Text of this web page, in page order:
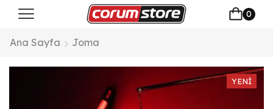
0
Ana Sayfa Joma
YENI